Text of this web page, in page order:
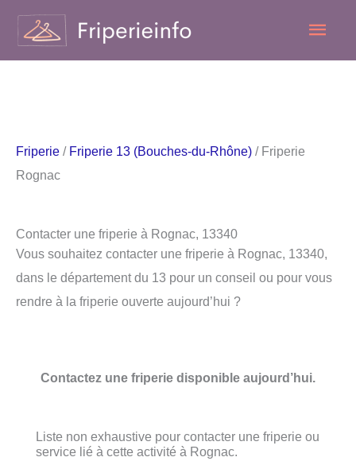
contenu
Friperie / Friperie 13 (Bouches-du-Rhône) / Friperie
Rognac
Contacter une friperie à Rognac, 13340
Vous souhaitez contacter une friperie à Rognac, 13340,
dans le département du 13 pour un conseil ou pour vous
rendre à la friperie ouverte aujourd’hui ?
Contactez une friperie disponible aujourd’hui.
Liste non exhaustive pour contacter une friperie ou
service lié à cette activité à Rognac.